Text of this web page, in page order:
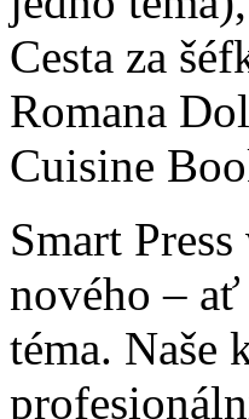
Cesta za
Romana
Cuisine
Smart
nového –
téma. Naše